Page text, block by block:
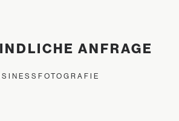
ANFRAGE